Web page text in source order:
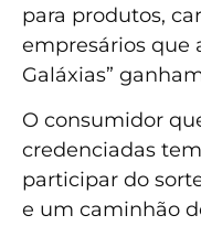
para produtos,
empresários que
Galáxias”
O consumidor
credenciadas
participar do
e um caminhão